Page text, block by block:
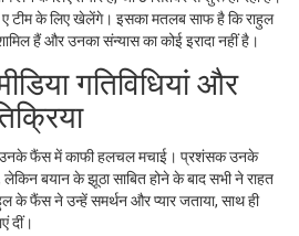
ए टीम के लिए खेलेंगे। इसका मतलब साफ है कि राहुल
हैं और उनका संन्यास का कोई इरादा नहीं है।
गतिविधियां और
उनके फैंस में काफी हलचल मचाई। प्रशंसक उनके
बयान के झूठा साबित होने के बाद सभी ने राहत
के फैंस ने उन्हें समर्थन और प्यार जताया, साथ ही
दीं।